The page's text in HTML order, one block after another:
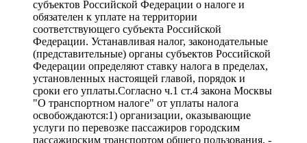
субъектов Российской Федерации о налоге и
обязателен к уплате на территории
соответствующего субъекта Российской
Федерации. Устанавливая налог, законодательные
(представительные) органы субъектов Российской
Федерации определяют ставку налога в пределах,
установленных настоящей главой, порядок и
сроки его уплаты.Согласно ч.1 ст.4 закона Москвы
"О транспортном налоге" от уплаты налога
освобождаются:1) организации, оказывающие
услуги по перевозке пассажиров городским
пассажирским транспортом общего пользования, -